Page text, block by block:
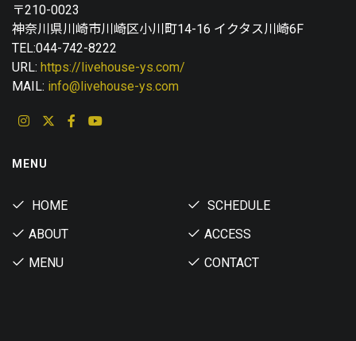
〒210-0023
神奈川県川崎市川崎区小川町14-16 イクタス川崎6F
TEL:044-742-8222
URL: https://livehouse-ys.com/
MAIL: info@livehouse-ys.com
MENU
HOME
SCHEDULE
ABOUT
ACCESS
MENU
CONTACT